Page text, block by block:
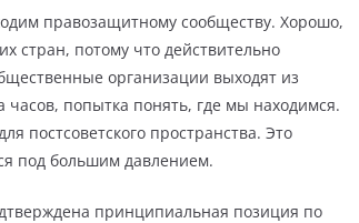
правозащитному сообществу. Хорошо,
стран, потому что действительно
организации выходят из
часов, попытка понять, где мы находимся.
постсоветского пространства. Это
под большим давлением.
принципиальная позиция по